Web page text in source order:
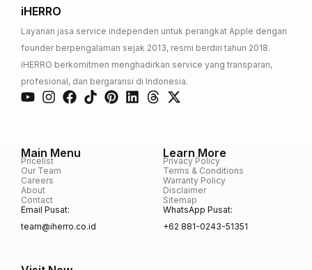
iHERRO
Layanan jasa service independen untuk perangkat Apple dengan
founder berpengalaman sejak 2013, resmi berdiri tahun 2018.
iHERRO berkomitmen menghadirkan service yang transparan,
profesional, dan bergaransi di Indonesia.
Main Menu
Pricelist
Our Team
Careers
About
Contact
Email Pusat:
team@iherro.co.id
Learn More
Privacy Policy
Terms & Conditions
Warranty Policy
Disclaimer
Sitemap
WhatsApp Pusat:
+62 881-0243-51351